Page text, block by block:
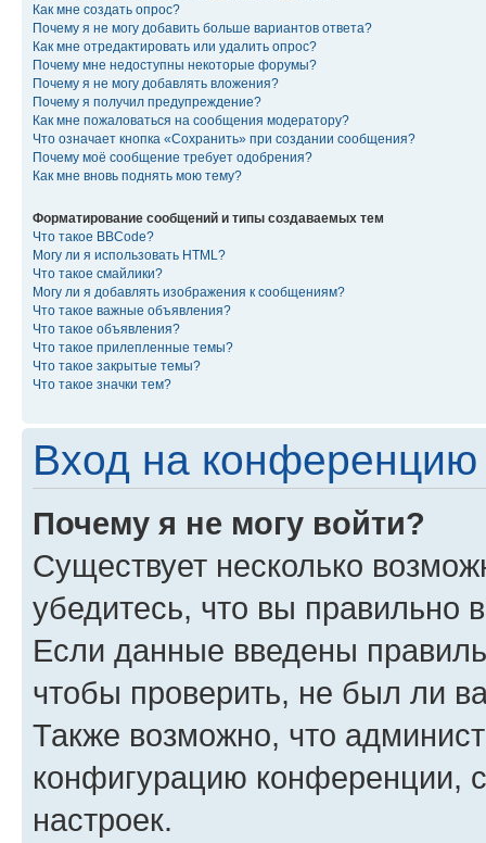
Как мне создать опрос?
Почему я не могу добавить больше вариантов ответа?
Как мне отредактировать или удалить опрос?
Почему мне недоступны некоторые форумы?
Почему я не могу добавлять вложения?
Почему я получил предупреждение?
Как мне пожаловаться на сообщения модератору?
Что означает кнопка «Сохранить» при создании сообщения?
Почему моё сообщение требует одобрения?
Как мне вновь поднять мою тему?
Форматирование сообщений и типы создаваемых тем
Что такое BBCode?
Могу ли я использовать HTML?
Что такое смайлики?
Могу ли я добавлять изображения к сообщениям?
Что такое важные объявления?
Что такое объявления?
Что такое прилепленные темы?
Что такое закрытые темы?
Что такое значки тем?
Вход на конференцию
Почему я не могу войти?
Существует несколько
убедитесь, что вы правильно
Если данные введены
чтобы проверить, не был ли
Также возможно, что
конфигурацию конференции,
настроек.